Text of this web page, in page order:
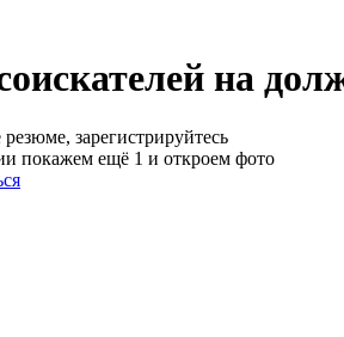
на
зарегистрируйтесь
покажем ещё 1 и откроем фото